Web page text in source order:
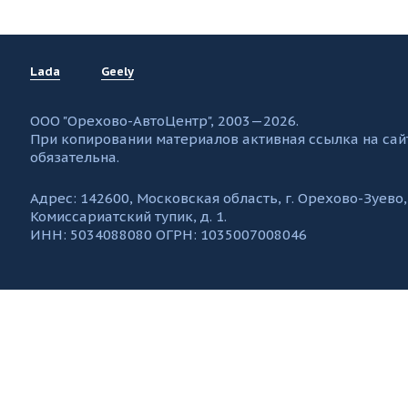
Lada Geely
ООО "Орехово-АвтоЦентр", 2003—2026.
При копировании материалов активная ссылка на
обязательна.
Адрес: 142600, Московская область, г. Орехово-Зуево,
Комиссариатский тупик, д. 1.
ИНН: 5034088080 ОГРН: 1035007008046